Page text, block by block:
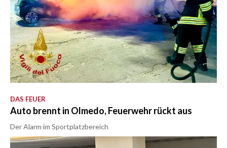
DAS FEUER
Auto brennt in Olmedo, Feuerwehr rückt aus
Der Alarm im Sportplatzbereich